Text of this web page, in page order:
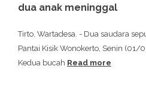
dua anak meninggal
Tirto, Wartadesa. - Dua saudara
Pantai Kisik Wonokerto, Senin (01/
Kedua bucah Read more